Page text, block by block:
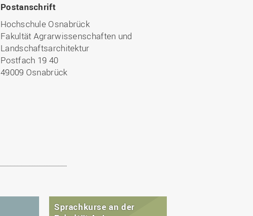
Postanschrift
Hochschule Osnabrück
Fakultät Agrarwissenschaften und
Landschaftsarchitektur
Postfach 19 40
49009 Osnabrück
Sprachkurse an der